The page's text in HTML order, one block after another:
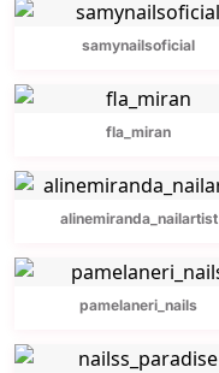
samynailsoficial
fla_miran
alinemiranda_nailartist
pamelaneri_nails